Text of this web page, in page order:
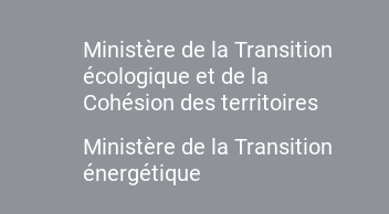
Ministère de la Transition
écologique et de la
Cohésion des territoires
Ministère de la Transition
énergétique